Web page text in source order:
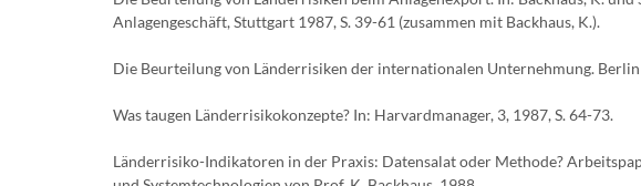
Anlagengeschäft, Stuttgart 1987, S. 39-61 (zusammen mit Backhaus, K.).
Die Beurteilung von Länderrisiken der internationalen Unternehmung.
Was taugen Länderrisikokonzepte? In: Harvardmanager, 3, 1987, S. 64-73.
Länderrisiko-Indikatoren in der Praxis: Datensalat oder Methode?